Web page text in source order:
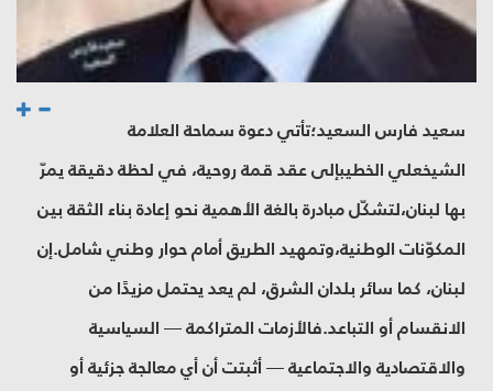
سعيد فارس السعيد؛تأتي دعوة سماحة العلامة
الشيخعلي الخطيبإلى عقد قمة روحية، في لحظة دقيقة يمرّ
بها لبنان،لتشكّل مبادرة بالغة الأهمية نحو إعادة بناء الثقة بين
المكوّنات الوطنية،وتمهيد الطريق أمام حوار وطني شامل.إن
لبنان، كما سائر بلدان الشرق، لم يعد يحتمل مزيدًا من
الانقسام أو التباعد.فالأزمات المتراكمة — السياسية
والاقتصادية والاجتماعية — أثبتت أن أي معالجة جزئية أو